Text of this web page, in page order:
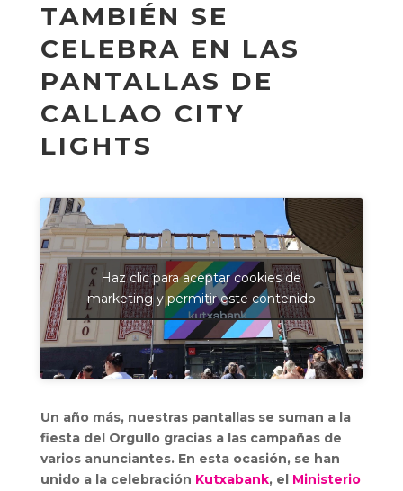
TAMBIÉN SE
CELEBRA EN LAS
PANTALLAS DE
CALLAO CITY
LIGHTS
Haz clic para aceptar cookies de
marketing y permitir este contenido
Un año más, nuestras pantallas se suman a la
fiesta del Orgullo gracias a las campañas de
varios anunciantes. En esta ocasión, se han
unido a la celebración Kutxabank, el Ministerio